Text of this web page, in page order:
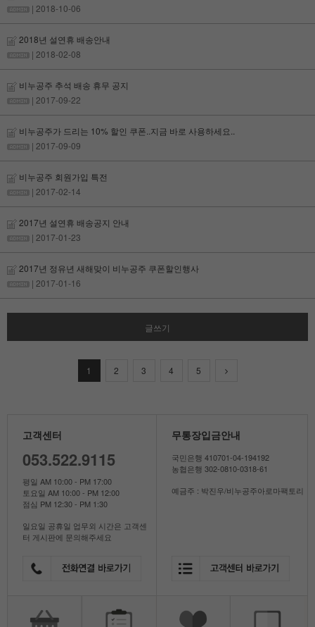
| 2018-10-06
2018년 설연휴 배송안내
| 2018-02-08
비누공주 추석 배송 휴무 공지
| 2017-09-22
비누공주가 드리는 10% 할인 쿠폰..지금 바로 사용하세요..
| 2017-09-09
비누공주 회원가입 특전
| 2017-02-14
2017년 설연휴 배송공지 안내
| 2017-01-23
2017년 정유년 새해맞이 비누공주 쿠폰할인행사
| 2017-01-16
글쓰기
1 2 3 4 5
고객센터
053.522.9115
평일 AM 10:00 - PM 17:00
토요일 AM 10:00 - PM 12:00
점심 PM 12:30 - PM 1:30
일요일 공휴일 업무외 시간은 고객센
터 게시판에 문의해주세요
무통장입금안내
국민은행 410701-04-194192
농협은행 302-0810-0318-61
예금주 : 박진우/비누공주아로마팩토리